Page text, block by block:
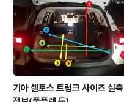
기아 셀토스 트렁크 사이즈 실측